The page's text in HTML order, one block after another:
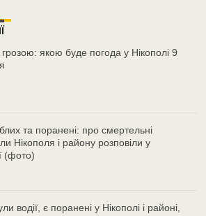
якою буде погода у Нікополі 9
та поранені: про смертельні
Нікополя і району розповіли у
(фото)
водії, є поранені у Нікополі і районі,